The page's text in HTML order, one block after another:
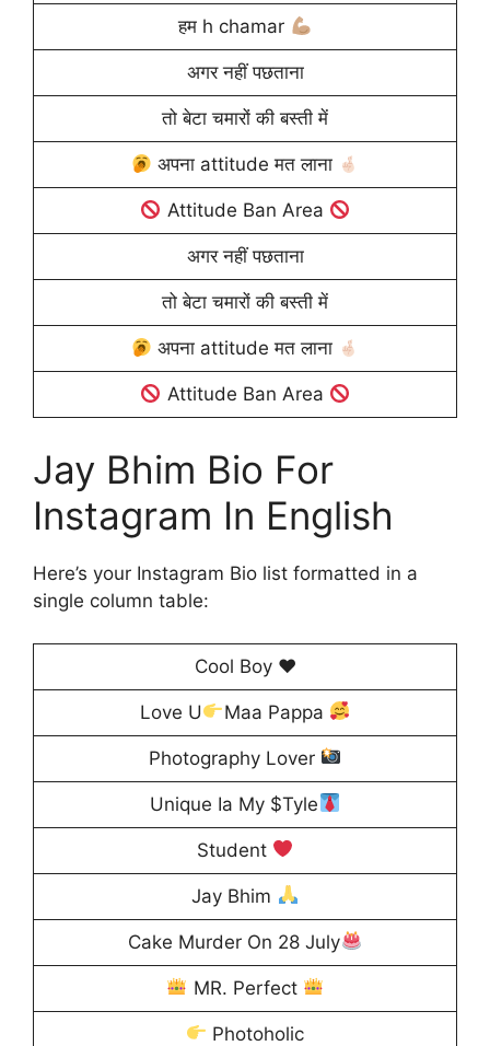
हम h chamar
अगर नहीं पछताना
तो बेटा चमारों की बस्ती में
अपना attitude मत लाना
Attitude Ban Area
अगर नहीं पछताना
तो बेटा चमारों की बस्ती में
अपना attitude मत लाना
Attitude Ban Area
Jay Bhim Bio For
Instagram In English
Here’s your Instagram Bio list formatted in a
single column table:
Cool Boy ♥️
Love U Maa Pappa
Photography Lover
Unique Ia My $Tyle
Student
Jay Bhim
Cake Murder On 28 July
MR. Perfect
Photoholic